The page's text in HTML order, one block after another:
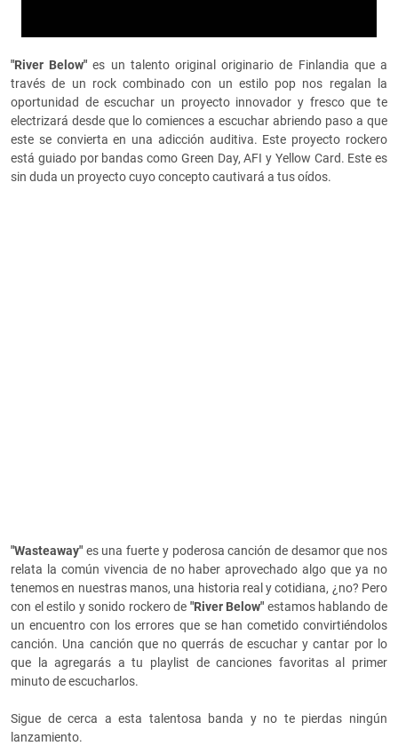
"River Below" es un talento original originario de Finlandia que a
través de un rock combinado con un estilo pop nos regalan la
oportunidad de escuchar un proyecto innovador y fresco que te
electrizará desde que lo comiences a escuchar abriendo paso a que
este se convierta en una adicción auditiva. Este proyecto rockero
está guiado por bandas como Green Day, AFI y Yellow Card. Este es
sin duda un proyecto cuyo concepto cautivará a tus oídos.
"Wasteaway" es una fuerte y poderosa canción de desamor que nos
relata la común vivencia de no haber aprovechado algo que ya no
tenemos en nuestras manos, una historia real y cotidiana, ¿no? Pero
con el estilo y sonido rockero de "River Below" estamos hablando de
un encuentro con los errores que se han cometido convirtiéndolos
canción. Una canción que no querrás de escuchar y cantar por lo
que la agregarás a tu playlist de canciones favoritas al primer
minuto de escucharlos.
Sigue de cerca a esta talentosa banda y no te pierdas ningún
lanzamiento.